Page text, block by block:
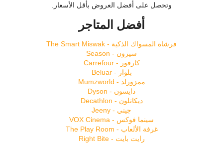
وتحصل على أفضل العروض بأقل الأسعار.
أفضل المتاجر
فرشاة المسواك الذكية - The Smart Miswak
سيزون - Season
كارفور - Carrefour
بلوار - Beluar
ممزورلد - Mumzworld
دايسون - Dyson
ديكاتلون - Decathlon
جيني - Jeeny
سينما فوكس - VOX Cinema
غرفة الألعاب - The Play Room
رايت بايت - Right Bite